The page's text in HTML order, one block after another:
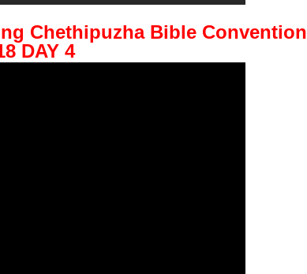
Chethipuzha Bible Convention
DAY 4